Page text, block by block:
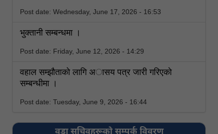
Post date: Wednesday, June 17, 2026 - 16:53
भुक्तानी सम्बन्धमा ।
Post date: Friday, June 12, 2026 - 14:29
वहाल सम्झाैताकाे लागि अासय पत्र जारी गरिएकाे
सम्बन्धीमा ।
Post date: Tuesday, June 9, 2026 - 16:44
वडा सचिवहरूको सम्पर्क विवरण